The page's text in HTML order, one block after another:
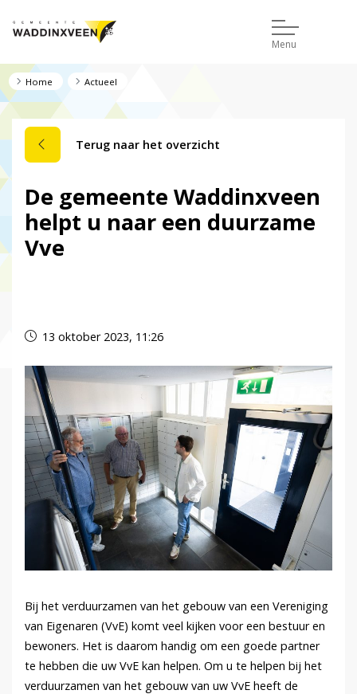
Menu
Home Actueel
Terug naar het overzicht
De gemeente Waddinxveen
helpt u naar een duurzame
Vve
13 oktober 2023, 11:26
Bij het verduurzamen van het gebouw van een Vereniging
van Eigenaren (VvE) komt veel kijken voor een bestuur en
bewoners. Het is daarom handig om een goede partner
te hebben die uw VvE kan helpen. Om u te helpen bij het
verduurzamen van het gebouw van uw VvE heeft de